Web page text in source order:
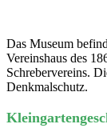
Das Museum
Vereinshaus des
Schrebervereins.
Denkmalschutz.